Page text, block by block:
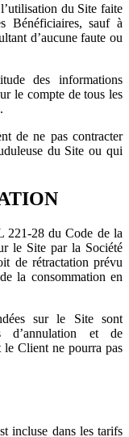
du Site faite
Bénéficiaires, sauf à
d’aucune faute ou
des informations
le compte de tous les
de ne pas contracter
du Site ou qui
221-28 du Code de la
le Site par la Société
de rétractation prévu
la consommation en
sur le Site sont
d’annulation et de
Client ne pourra pas
incluse dans les tarifs